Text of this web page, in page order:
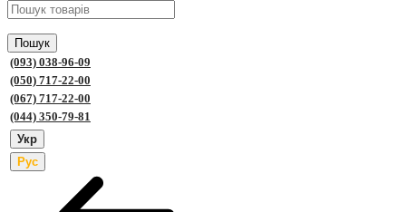
Пошук
(093) 038-96-09
(050) 717-22-00
(067) 717-22-00
(044) 350-79-81
Укр
Рус